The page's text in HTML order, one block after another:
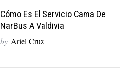
Cómo Es El Servicio Cama De
NarBus A Valdivia
by Ariel Cruz